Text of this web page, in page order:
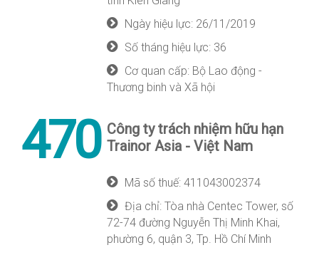
Ngày hiệu lực: 26/11/2019
Số tháng hiệu lực: 36
Cơ quan cấp: Bộ Lao động -
Thương binh và Xã hội
470 Công ty trách nhiệm hữu hạn
Trainor Asia - Việt Nam
Mã số thuế: 411043002374
Địa chỉ: Tòa nhà Centec Tower, số
72-74 đường Nguyễn Thị Minh Khai,
phường 6, quận 3, Tp. Hồ Chí Minh